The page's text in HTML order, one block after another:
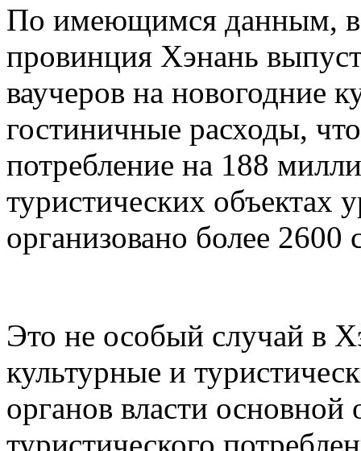
По имеющимся данным, в
провинция Хэнань
ваучеров на новогодние
гостиничные расходы,
потребление на 188
туристических
организовано более 2600
Это не особый случай в
культурные и
органов власти
туристического